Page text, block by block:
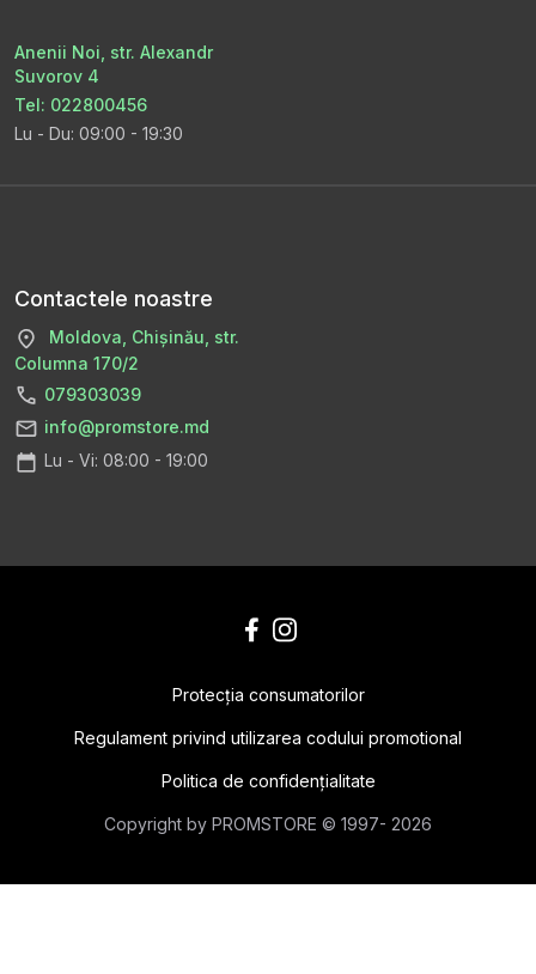
Anenii Noi, str. Alexandr
Suvorov 4
Tel: 022800456
Lu - Du: 09:00 - 19:30
Contactele noastre
Moldova, Chișinău, str.
Columna 170/2
079303039
info@promstore.md
Lu - Vi: 08:00 - 19:00
Protecţia consumatorilor
Regulament privind utilizarea codului promotional
Politica de confidențialitate
Сopyright by PROMSTORE © 1997- 2026